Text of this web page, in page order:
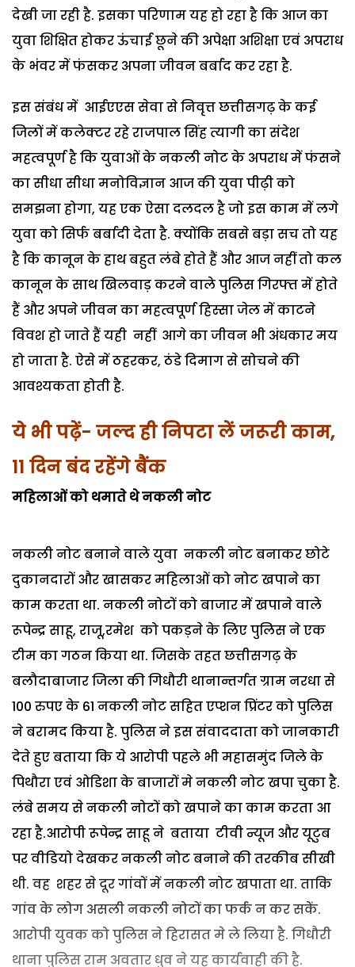
देखी जा रही है. इसका परिणाम यह हो रहा है कि आज का
युवा शिक्षित होकर ऊंचाई छूने की अपेक्षा अशिक्षा एवं अपराध
के भंवर में फंसकर अपना जीवन बर्बाद कर रहा है.
इस संबंध में आईएएस सेवा से निवृत्त छत्तीसगढ़ के कई
जिलों में कलेक्टर रहे राजपाल सिंह त्यागी का संदेश
महत्वपूर्ण है कि युवाओं के नकली नोट के अपराध में फंसने
का सीधा सीधा मनोविज्ञान आज की युवा पीढ़ी को
समझना होगा, यह एक ऐसा दलदल है जो इस काम में लगे
युवा को सिर्फ बर्बादी देता है. क्योंकि सबसे बड़ा सच तो यह
है कि कानून के हाथ बहुत लंबे होते हैं और आज नहीं तो कल
कानून के साथ खिलवाड़ करने वाले पुलिस गिरफ्त में होते
हैं और अपने जीवन का महत्वपूर्ण हिस्सा जेल में काटने
विवश हो जाते हैं यही नहीं आगे का जीवन भी अंधकार मय
हो जाता है. ऐसे में ठहरकर, ठंडे दिमाग से सोचने की
आवश्यकता होती है.
ये भी पढ़ें- जल्द ही निपटा लें जरूरी काम,
11 दिन बंद रहेंगे बैंक
महिलाओं को थमाते थे नकली नोट
नकली नोट बनाने वाले युवा नकली नोट बनाकर छोटे
दुकानदारों और खासकर महिलाओं को नोट खपाने का
काम करता था. नकली नोटों को बाजार में खपाने वाले
रूपेन्द्र साहू, राजू,रमेश को पकड़ने के लिए पुलिस ने एक
टीम का गठन किया था. जिसके तहत छत्तीसगढ़ के
बलौदाबाजार जिला की गिधौरी थानान्तर्गत ग्राम नरधा से
100 रुपए के 61 नकली नोट सहित एप्शन प्रिंटर को पुलिस
ने बरामद किया है. पुलिस ने इस संवाददाता को जानकारी
देते हुए बताया कि ये आरोपी पहले भी महासमुंद जिले के
पिथौरा एवं ओडिशा के बाजारों मे नकली नोट खपा चुका है.
लंबे समय से नकली नोटों को खपाने का काम करता आ
रहा है.आरोपी रूपेन्द्र साहू ने बताया टीवी न्यूज और यूटुब
पर वीडियो देखकर नकली नोट बनाने की तरकीब सीखी
थी. वह शहर से दूर गांवों में नकली नोट खपाता था. ताकि
गांव के लोग असली नकली नोटों का फर्क न कर सकें.
आरोपी युवक को पुलिस ने हिरासत मे ले लिया है. गिधौरी
थाना पुलिस राम अवतार धुव ने यह कार्यवाही की है.